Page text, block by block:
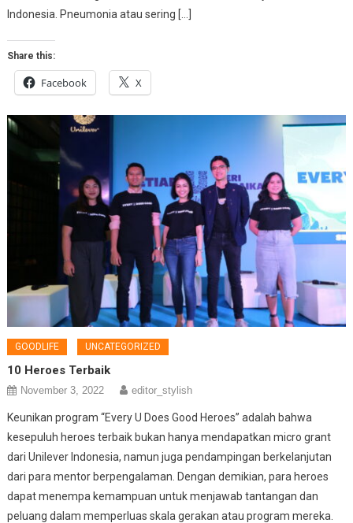
Indonesia. Pneumonia atau sering […]
Share this:
Facebook X
GOODLIFE UNCATEGORIZED
10 Heroes Terbaik
November 3, 2022 editor_stylish
Keunikan program “Every U Does Good Heroes” adalah bahwa
kesepuluh heroes terbaik bukan hanya mendapatkan micro grant
dari Unilever Indonesia, namun juga pendampingan berkelanjutan
dari para mentor berpengalaman. Dengan demikian, para heroes
dapat menempa kemampuan untuk menjawab tantangan dan
peluang dalam memperluas skala gerakan atau program mereka.